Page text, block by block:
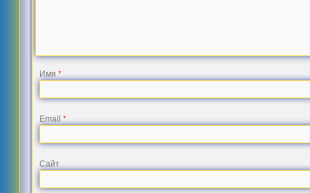
Имя*
Email*
Сайт